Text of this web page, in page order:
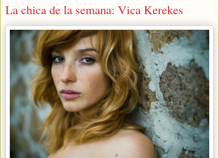
La chica de la semana: Vica Kerekes